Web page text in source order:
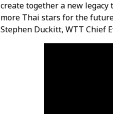
create together a new
more Thai stars for the
Stephen Duckitt, WTT Chief